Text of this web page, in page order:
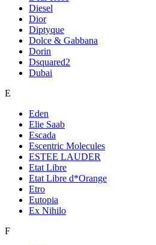
Diesel
Dior
Diptyque
Dolce & Gabbana
Dorin
Dsquared2
Dubai
E
Eden
Elie Saab
Escada
Escentric Molecules
ESTEE LAUDER
Etat Libre
Etat Libre d*Orange
Etro
Eutopia
Ex Nihilo
F